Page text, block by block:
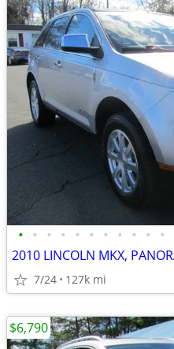
• • • • • • • • • • •
7/24 127k mi
$6,790